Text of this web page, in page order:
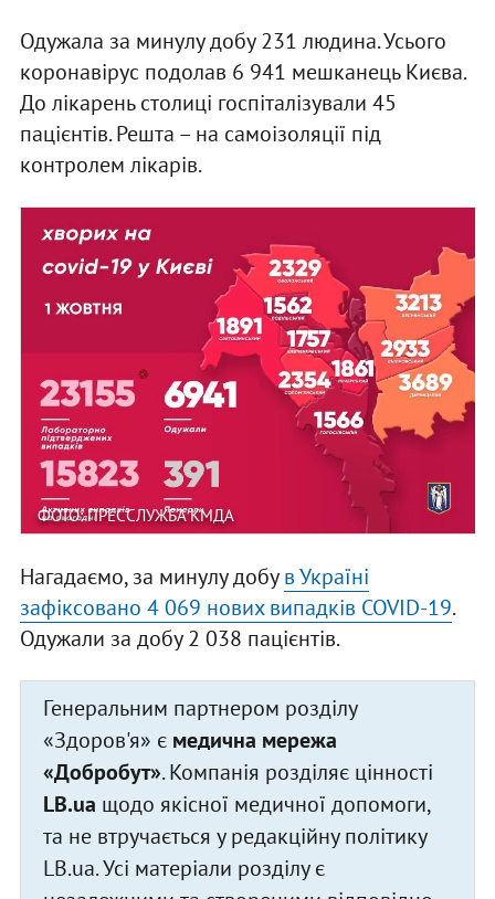
Одужала за минулу добу 231 людина. Усього
коронавірус подолав 6 941 мешканець Києва.
До лікарень столиці госпіталізували 45
пацієнтів. Решта – на самоізоляції під
контролем лікарів.
ФОТО: ПРЕССЛУЖБА КМДА
Нагадаємо, за минулу добув Україні
зафіксовано 4 069 нових випадків COVID-19.
Одужали за добу 2 038 пацієнтів.
Генеральним партнером розділу
«Здоров'я» є медична мережа
«Добробут». Компанія розділяє цінності
LB.ua щодо якісної медичної допомоги,
та не втручається у редакційну політику
LB.ua. Усі матеріали розділу є